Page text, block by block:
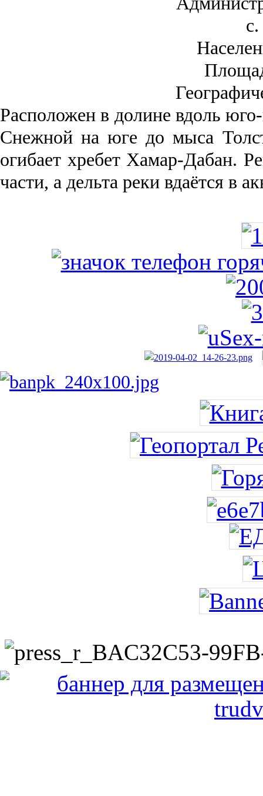
Рас­положен в долине вдоль
Снежной на юге до мыса
огибает хребет Хамар-Дабан.
части, а дельта реки вда­ётся в